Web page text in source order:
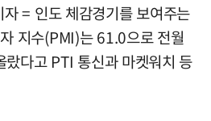
= 인도 체감경기를 보여주는
지수(PMI)는 61.0으로 전월
다고 PTI 통신과 마켓워치 등